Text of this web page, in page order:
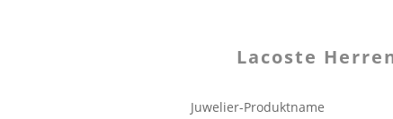
Lacoste
Juwelier-Produktname